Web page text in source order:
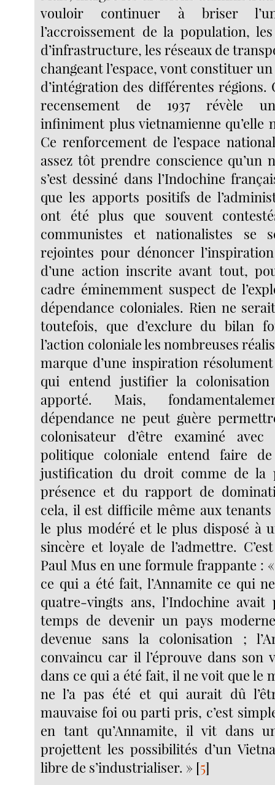
vouloir continuer à briser
l’accroissement de la population,
d’infrastructure, les réseaux de
changeant l’espace, vont constituer
d’intégration des différentes régions.
recensement de 1937 révèle
infiniment plus vietnamienne qu’elle
Ce renforcement de l’espace
assez tôt prendre conscience qu’un
s’est dessiné dans l’Indochine
que les apports positifs de
ont été plus que souvent
communistes et nationalistes se
rejointes pour dénoncer
d’une action inscrite avant tout,
cadre éminemment suspect de
dépendance coloniales. Rien ne
toutefois, que d’exclure du bilan
l’action coloniale les nombreuses
marque d’une inspiration
qui entend justifier la
apporté. Mais,
dépendance ne peut guère
colonisateur d’être examiné
politique coloniale entend faire
justification du droit comme de la
présence et du rapport de
cela, il est difficile même aux
le plus modéré et le plus disposé à
sincère et loyale de l’admettre.
Paul Mus en une formule frappante :
ce qui a été fait, l’Annamite ce qui
quatre-vingts ans, l’Indochine
temps de devenir un pays
devenue sans la colonisation ;
convaincu car il l’éprouve dans son
dans ce qui a été fait, il ne voit que le
ne l’a pas été et qui aurait dû
mauvaise foi ou parti pris, c’est
en tant qu’Annamite, il vit dans
projettent les possibilités d’un
libre de s’industrialiser. » [5]